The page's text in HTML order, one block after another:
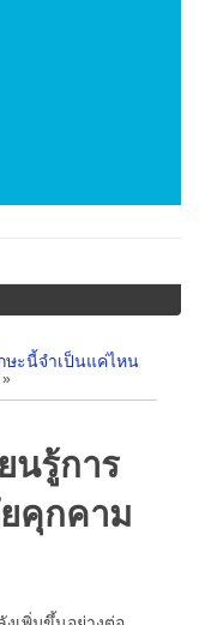
ษะนี้จำเป็นแค่ไหน
นรู้การ
คุกคาม